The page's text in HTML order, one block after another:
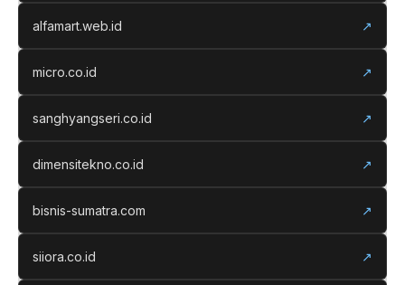
alfamart.web.id ↗
micro.co.id ↗
sanghyangseri.co.id ↗
dimensitekno.co.id ↗
bisnis-sumatra.com ↗
siiora.co.id ↗